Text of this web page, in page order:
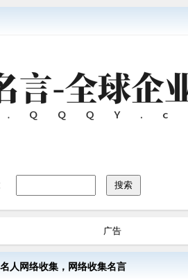
广告
人网络收集，网络收集名言